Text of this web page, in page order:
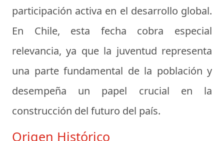
participación activa en el desarrollo global.
En Chile, esta fecha cobra especial
relevancia, ya que la juventud representa
una parte fundamental de la población y
desempeña un papel crucial en la
construcción del futuro del país.
Origen Histórico